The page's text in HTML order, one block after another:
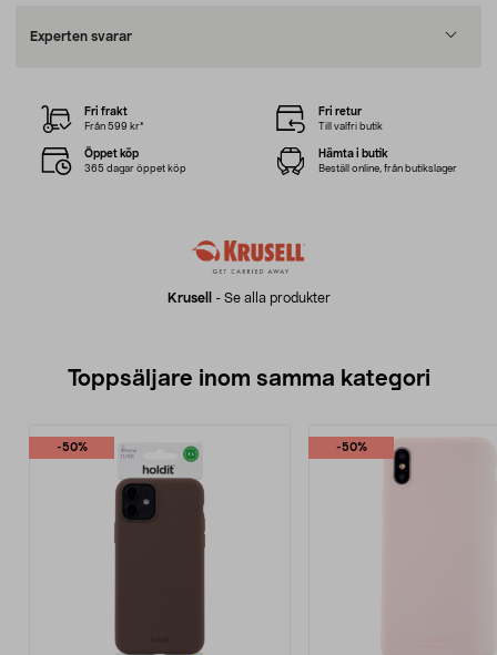
Experten svarar
Krusell - Se alla produkter
Fri frakt
Från 599 kr*
Fri retur
Till valfri butik
Öppet köp
365 dagar öppet köp
Hämta i butik
Beställ online, från butikslager
Toppsäljare inom samma kategori
-50% -50%